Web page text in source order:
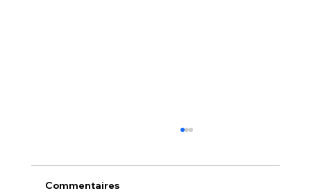
Vous souhaitez attirer davantage de clients,
Commentaires